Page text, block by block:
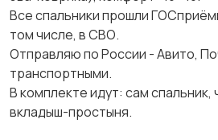
Все спальники прошли
том числе, в СВО.
Отправляю по России - Авито,
транспортными.
В комплекте идут: сам спальник,
вкладыш-простыня.